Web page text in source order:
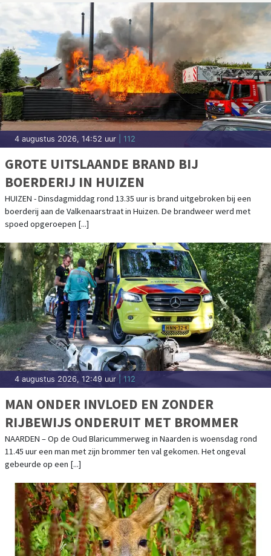
4 augustus 2026, 14:52 uur | 112
GROTE UITSLAANDE BRAND BIJ
BOERDERIJ IN HUIZEN
HUIZEN - Dinsdagmiddag rond 13.35 uur is brand uitgebroken bij een
boerderij aan de Valkenaarstraat in Huizen. De brandweer werd met
spoed opgeroepen [...]
4 augustus 2026, 12:49 uur | 112
MAN ONDER INVLOED EN ZONDER
RIJBEWIJS ONDERUIT MET BROMMER
NAARDEN – Op de Oud Blaricummerweg in Naarden is woensdag rond
11.45 uur een man met zijn brommer ten val gekomen. Het ongeval
gebeurde op een [...]